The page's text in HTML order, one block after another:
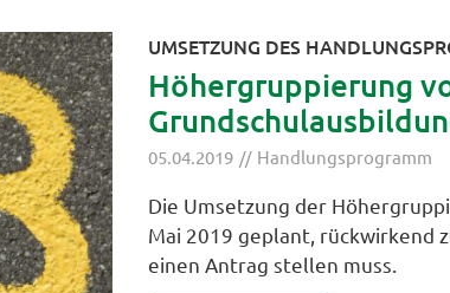
UMSETZUNG DES
Höhergruppierung
05.04.2019 Handlungsprogramm
Die Umsetzung der
Mai 2019 geplant, rückwirkend
einen Antrag stellen muss.